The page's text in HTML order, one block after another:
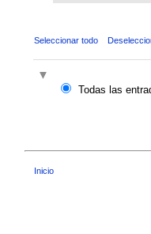
Seleccionar todo
Todas las
Inicio